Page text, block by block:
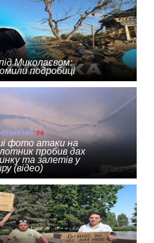
Миколаєвом:
подробиці
фото атаки на
пробив дах
та залетів у
(відео)